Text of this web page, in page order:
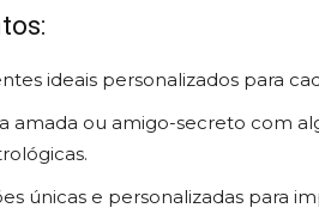
ideais personalizados para
amada ou amigo-secreto com
únicas e personalizadas para